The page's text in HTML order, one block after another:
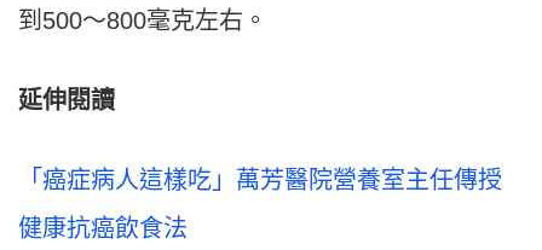
到500～800毫克左右。
延伸閱讀
「癌症病人這樣吃」萬芳醫院營養室主任傳授
健康抗癌飲食法